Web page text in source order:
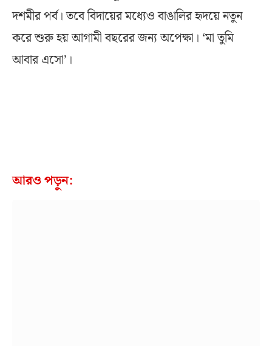
দশমীর পর্ব। তবে বিদায়ের মধ্যেও বাঙালির হৃদয়ে নতুন
করে শুরু হয় আগামী বছরের জন্য অপেক্ষা। ‘মা তুমি
আবার এসো’।
আরও পড়ুন: